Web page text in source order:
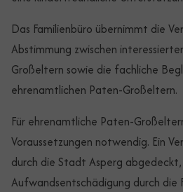
Das Familienbüro übernimmt die
Abstimmung zwischen
Großeltern sowie die fachliche
ehrenamtlichen Paten-Großeltern.
Für ehrenamtliche Paten-
Voraussetzungen notwendig. Ein
durch die Stadt Asperg
Aufwandsentschädigung durch